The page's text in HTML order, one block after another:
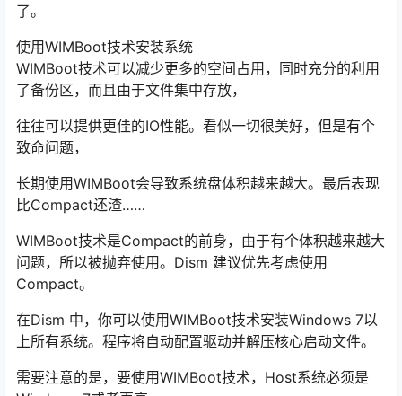
了。
使用WIMBoot技术安装系统
WIMBoot技术可以减少更多的空间占用，同时充分的利用
了备份区，而且由于文件集中存放，
往往可以提供更佳的IO性能。看似一切很美好，但是有个
致命问题，
长期使用WIMBoot会导致系统盘体积越来越大。最后表现
比Compact还渣……
WIMBoot技术是Compact的前身，由于有个体积越来越大
问题，所以被抛弃使用。Dism 建议优先考虑使用
Compact。
在Dism 中，你可以使用WIMBoot技术安装Windows 7以
上所有系统。程序将自动配置驱动并解压核心启动文件。
需要注意的是，要使用WIMBoot技术，Host系统必须是